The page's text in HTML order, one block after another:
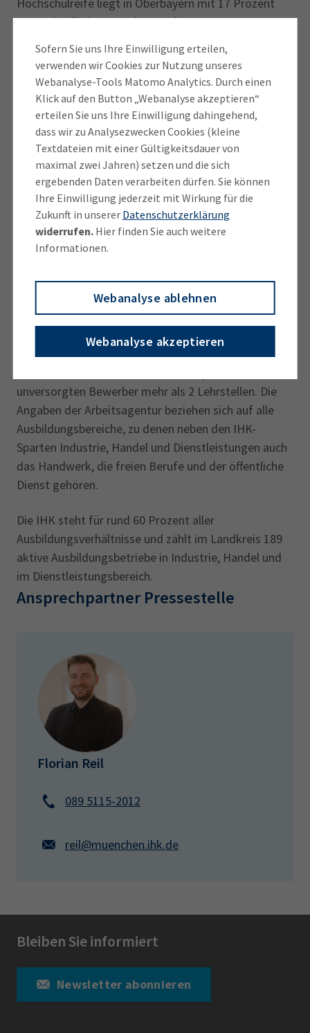
Sofern Sie uns Ihre Einwilligung erteilen,
verwenden wir Cookies zur Nutzung unseres
Webanalyse-Tools Matomo Analytics. Durch einen
Klick auf den Button „Webanalyse akzeptieren“
erteilen Sie uns Ihre Einwilligung dahingehend,
dass wir zu Analysezwecken Cookies (kleine
Textdateien mit einer Gültigkeitsdauer von
maximal zwei Jahren) setzen und die sich
ergebenden Daten verarbeiten dürfen. Sie können
Ihre Einwilligung jederzeit mit Wirkung für die
Zukunft in unserer Datenschutzerklärung
widerrufen.Hier finden Sie auch weitere
Informationen.
Webanalyse ablehnen
Webanalyse akzeptieren
nur geringfügig unter dem Vorjahreswert von 19
Im Landkreis ist bei den jungen Männern der
Industriemechaniker der beliebteste IHK-Beruf, bei
den jungen Frauen die Kauffrau für
Büromanagement. Die Top 5 der IHK-
Ausbildungsberufe im Landkreis sind: Kaufleute für
Büromanagement, Verkäufer Hotelfachleute, Köche
und Industriekaufleute. Insgesamt gibt es rund 50
verschiedene IHK-Berufe, in denen Jugendliche im
Landkreis aktuell eine Ausbildung absolvieren.
wie vor gute Chancen, einen Ausbildungsplatz zu
finden. Laut aktueller Statistik der Arbeitsagentur zu
Ende August sind noch 255 Lehrstellen bei Betrieben
im Landkreis unbesetzt. Diesem Angebot stehen 102
unversorgte Ausbildungsbewerber gegenüber. Es
unversorgten Bewerber mehr als 2 Lehrstellen. Die
Angaben der Arbeitsagentur beziehen sich auf alle
Ausbildungsbereiche, zu denen neben den IHK-
Sparten Industrie, Handel und Dienstleistungen auch
das Handwerk, die freien Berufe und der öffentliche
Dienst gehören.
Die IHK steht für rund 60 Prozent aller
Ausbildungsverhältnisse und zählt im Landkreis 189
aktive Ausbildungsbetriebe in Industrie, Handel und
im Dienstleistungsbereich.
Ansprechpartner Pressestelle
Florian Reil
089 5115-2012
reil@muenchen.ihk.de
Bleiben Sie informiert
Newsletter abonnieren